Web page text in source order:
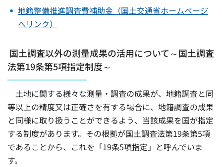
地籍整備推進調査費補助金（国土交通省ホームページ
へリンク）
国土調査以外の測量成果の活用について～国土調査
法第19条第5項指定制度～
土地に関する様々な測量・調査の成果が、地籍調査と同
等以上の精度又は正確さを有する場合に、地籍調査の成果
と同様に取り扱うことができるよう、当該成果を国が指定
する制度があります。その根拠が国土調査法第19条第5項
であることから、これを「19条5項指定」と呼んでいま
す。